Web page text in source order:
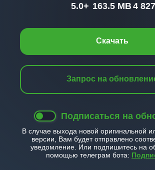
Скачать
Запрос на
Подписаться на
В случае выхода новой оригинальной
версии, Вам будет отправлено
уведомление. Или подпишитесь на
помощью телеграм бота:
5.0+ 163.5 MB4 827